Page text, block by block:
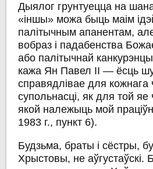
Дыялог грунтуецца на
«іншы» можа быць маім
палітычным апанентам,
вобраз і падабенства
або палітычнай
кажа Ян Павел ІІ — ёсць
справядлівае для
супольнасці, як для той яе
якой належыць мой
1983 г., пункт 6).
Будзьма, браты і сёстры,
Хрыстовы, не аўгустаўскі.